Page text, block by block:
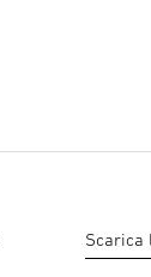
Scarica